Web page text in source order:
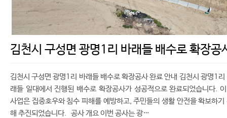
김천시 구성면 광명1리 바래들 배수로 확장공
김천시 구성면 광명1리 바래들 배수로 확장공사 완료 안내 김천시 광명1리
래들 일대에서 진행된 배수로 확장공사가 성공적으로 완료되었습니다.
사업은 집중호우와 침수 피해를 예방하고, 주민들의 생활 안전을 확보하기
해 추진되었습니다. 공사 개요 이번 공사는 광…